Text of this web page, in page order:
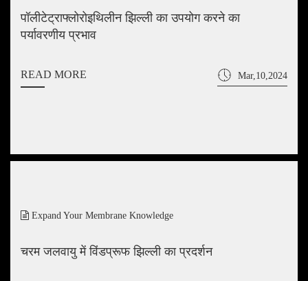
पॉलीटेट्राफ्लोरोइथिलीन झिल्ली का उपयोग करने का
पर्यावरणीय प्रभाव
READ MORE Mar,10,2024
Expand Your Membrane Knowledge
चरम जलवायु में विंडप्रूफ झिल्ली का प्रदर्शन